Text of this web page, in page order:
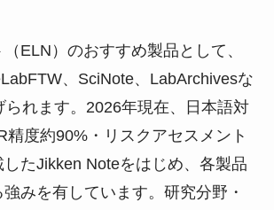
ELN）のおすすめ製品として、
、SciNote、LabArchivesな
られます。2026年現在、日本語対
精度約90%・リスクアセスメント
たJikken Noteをはじめ、各製品
みを有しています。研究分野・